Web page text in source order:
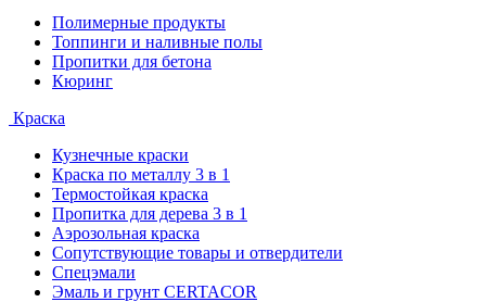
Полимерные продукты
Топпинги и наливные полы
Пропитки для бетона
Кюринг
Краска
Кузнечные краски
Краска по металлу 3 в 1
Термостойкая краска
Пропитка для дерева 3 в 1
Аэрозольная краска
Сопутствующие товары и отвердители
Спецэмали
Эмаль и грунт CERTACOR